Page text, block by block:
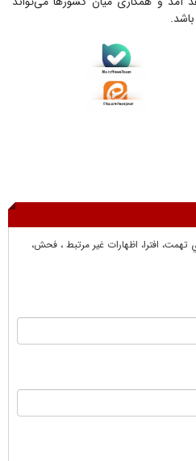
تهمت، افترا، اظهارات غير مرتبط ، فحش،